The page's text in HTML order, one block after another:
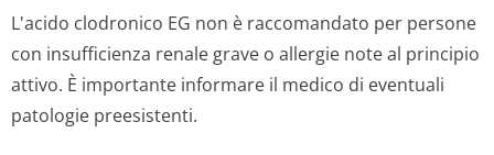
L'acido clodronico EG non è raccomandato per persone
con insufficienza renale grave o allergie note al principio
attivo. È importante informare il medico di eventuali
patologie preesistenti.